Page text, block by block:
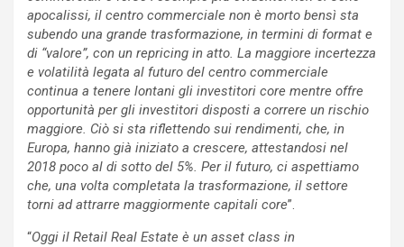
apocalissi, il centro commerciale non è morto bensì sta
subendo una grande trasformazione, in termini di format e
di “valore”, con un repricing in atto. La maggiore incertezza
e volatilità legata al futuro del centro commerciale
continua a tenere lontani gli investitori core mentre offre
opportunità per gli investitori disposti a correre un rischio
maggiore. Ciò si sta riflettendo sui rendimenti, che, in
Europa, hanno già iniziato a crescere, attestandosi nel
2018 poco al di sotto del 5%. Per il futuro, ci aspettiamo
che, una volta completata la trasformazione, il settore
torni ad attrarre maggiormente capitali core”.
“Oggi il Retail Real Estate è un asset class in